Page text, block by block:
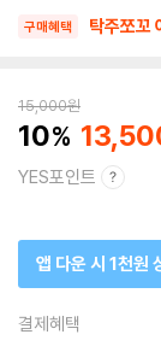
구매혜택 탁주쪼꼬
15,000원
10
YES포인트
앱 다운 시 1천원
결제혜택